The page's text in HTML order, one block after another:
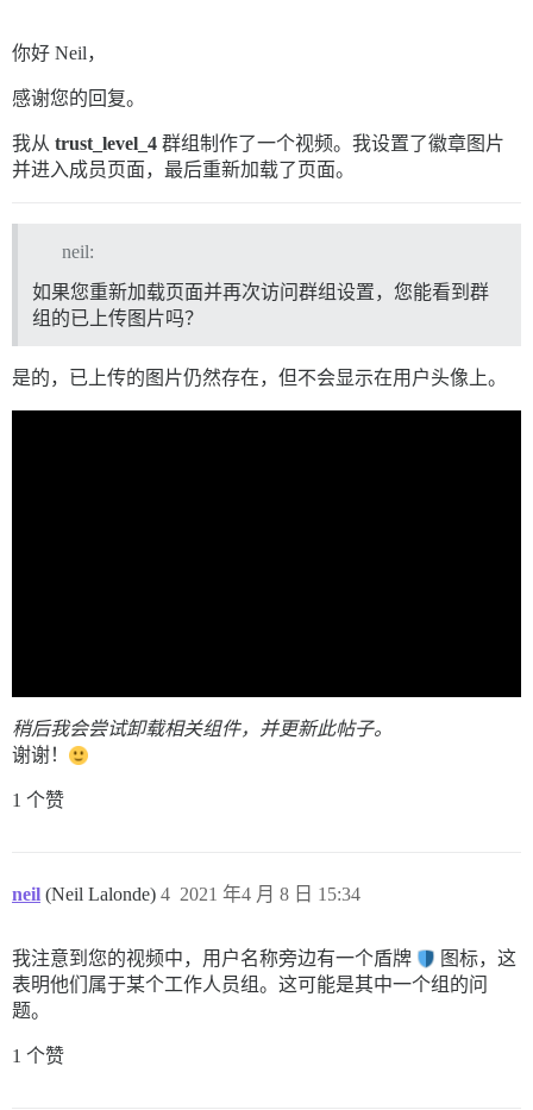
你好 Neil，
感谢您的回复。
我从 trust_level_4 群组制作了一个视频。我设置了徽章图片
并进入成员页面，最后重新加载了页面。
neil:
如果您重新加载页面并再次访问群组设置，您能看到群
组的已上传图片吗？
是的，已上传的图片仍然存在，但不会显示在用户头像上。
稍后我会尝试卸载相关组件，并更新此帖子。
谢谢！
1 个赞
neil (Neil Lalonde) 2021 年4 月 8 日 15:34
4
我注意到您的视频中，用户名称旁边有一个盾牌
图标，这
表明他们属于某个工作人员组。这可能是其中一个组的问
题。
1 个赞